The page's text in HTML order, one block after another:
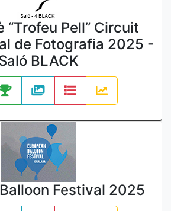
“Trofeu Pell” Circuit
de Fotografia 2025 -
BLACK
Festival 2025